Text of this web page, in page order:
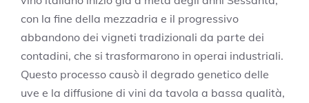
con la fine della mezzadria e il progressivo
abbandono dei vigneti tradizionali da parte dei
contadini, che si trasformarono in operai industriali.
Questo processo causò il degrado genetico delle
uve e la diffusione di vini da tavola a bassa qualità,